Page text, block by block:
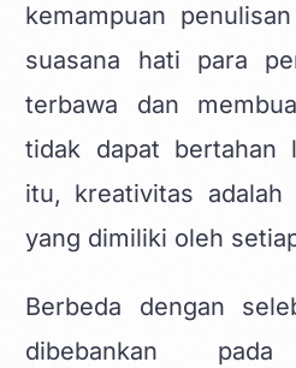
kemampuan
suasana hati para
terbawa dan
tidak dapat bertahan
itu, kreativitas adalah
yang dimiliki oleh
Berbeda dengan
dibebankan pada